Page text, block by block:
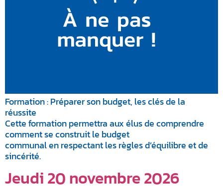
Formation : Préparer son budget, les clés de la
réussite
Cette formation permettra aux élus de comprendre
comment se construit le budget
communal en respectant les règles d’équilibre et de
sincérité.
Jeudi 20 novembre 2026